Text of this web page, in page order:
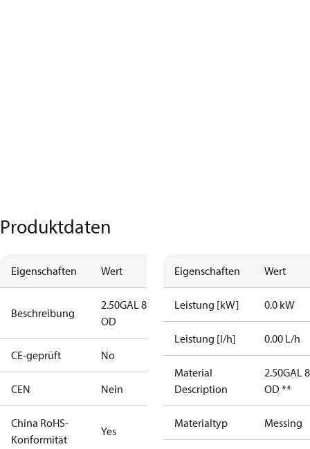
Produktdaten
Eigenschaften Wert
Beschreibung
2.50GAL 80S
OD
CE-geprüft No
CEN Nein
China RoHS-
Konformität
Yes
Eigenschaften Wert
Leistung [kW] 0.0 kW
Leistung [l/h] 0.00 L/h
Material
Description
2.50GAL
OD **
Materialtyp Messing